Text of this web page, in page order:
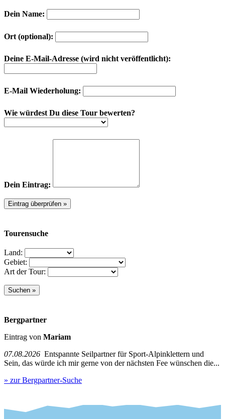
Dein Name:
Ort (optional):
Deine E-Mail-Adresse (wird nicht veröffentlicht):
E-Mail Wiederholung:
Wie würdest Du diese Tour bewerten?
Dein Eintrag:
Tourensuche
Land:
Gebiet:
Art der Tour:
Bergpartner
Eintrag von Mariam
07.08.2026 Entspannte Seilpartner für Sport-Alpinklettern und
Sein, das würde ich mir gerne von der nächsten Fee wünschen die...
» zur Bergpartner-Suche